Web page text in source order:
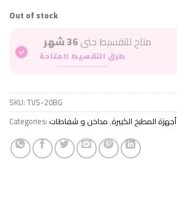
Out of stock
متاح للتقسيط حتى36 شهر
طرق التقسيط المتاحة
SKU:TVS-20BG
Categories:
أجهزة المطبخ الكبيرة,مداخن و شفاطات